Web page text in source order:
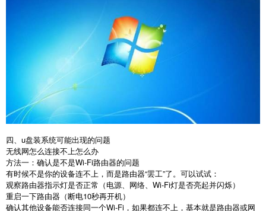
四、u盘装系统可能出现的问题
无线网怎么连接不上怎么办
方法一：确认是不是Wi-Fi路由器的问题
有时候不是你的设备连不上，而是路由器“罢工”了。可以试试：
观察路由器指示灯是否正常（电源、网络、 Wi-Fi灯是否亮起并闪烁）
重启一下路由器（断电10秒再开机）
确认其他设备能否连接同一个Wi-Fi ，如果都连不上，基本就是路由器或网